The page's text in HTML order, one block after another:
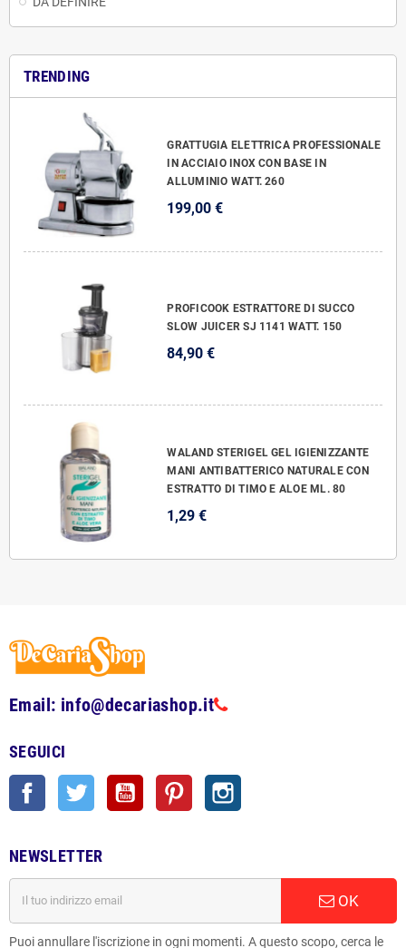
TRENDING
GRATTUGIA ELETTRICA PROFESSIONALE
IN ACCIAIO INOX CON BASE IN
ALLUMINIO WATT. 260
199,00 €
PROFICOOK ESTRATTORE DI SUCCO
SLOW JUICER SJ 1141 WATT. 150
84,90 €
WALAND STERIGEL GEL IGIENIZZANTE
MANI ANTIBATTERICO NATURALE CON
ESTRATTO DI TIMO E ALOE ML. 80
1,29 €
Email: info@decariashop.it
SEGUICI
Facebook Twitter YouTube Pinterest
NEWSLETTER
OK
Puoi annullare l'iscrizione in ogni momenti. A questo scopo, cerca le